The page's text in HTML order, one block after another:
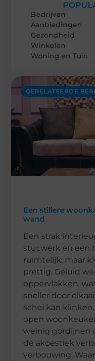
GERELATEERDE
Een stillere
wand
Een strak
stucwerk en een
ruimtelijk, maar
prettig. Geluid
oppervlakken,
sneller door
schel kan
open
weinig gordijnen
de akoestiek
verbouwing.
Bedrijven
Aanbiedingen
Gezondheid
Winkelen
Woning en Tuin